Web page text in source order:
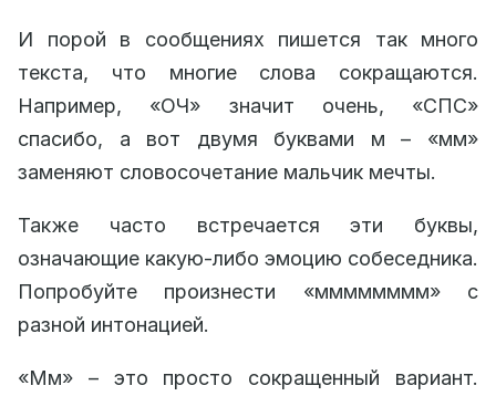
И порой в сообщениях пишется так много
текста, что многие слова сокращаются.
Например, «ОЧ» значит очень, «СПС»
спасибо, а вот двумя буквами м – «мм»
заменяют словосочетание мальчик мечты.
Также часто встречается эти буквы,
означающие какую-либо эмоцию собеседника.
Попробуйте произнести «мммммммм» с
разной интонацией.
«Мм» – это просто сокращенный вариант.